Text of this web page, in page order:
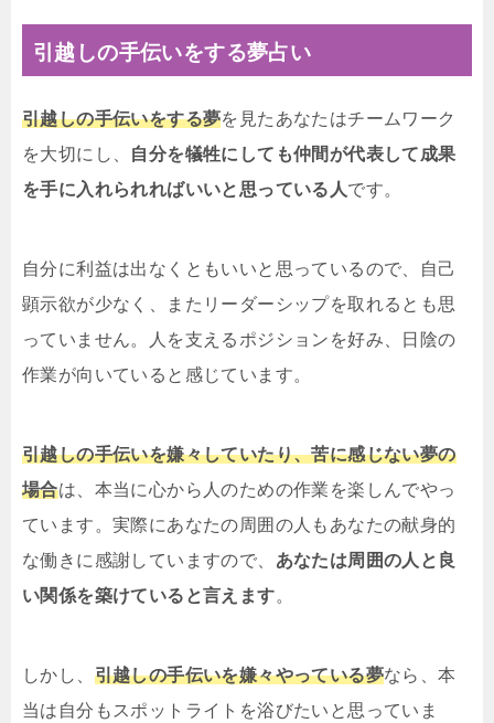
引越しの手伝いをする夢占い
引越しの手伝いをする夢を見たあなたはチームワーク
を大切にし、 自分を犠牲にしても仲間が代表して成果
を手に入れられればいいと思っている人です。
自分に利益は出なくともいいと思っているので、自己
顕示欲が少なく、またリーダーシップを取れるとも思
っていません。人を支えるポジションを好み、日陰の
作業が向いていると感じています。
引越しの手伝いを嫌々していたり、苦に感じない夢の
場合は、本当に心から人のための作業を楽しんでやっ
ています。実際にあなたの周囲の人もあなたの献身的
な働きに感謝していますので、 あなたは周囲の人と良
い関係を築けていると言えます。
しかし、 引越しの手伝いを嫌々やっている夢なら、本
当は自分もスポットライトを浴びたいと思っていま